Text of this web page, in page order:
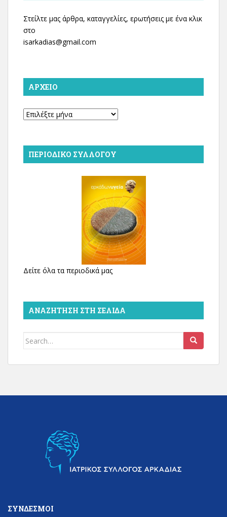
Στείλτε μας άρθρα, καταγγελίες, ερωτήσεις με ένα κλικ
στο
isarkadias@gmail.com
ΑΡΧΕΊΟ
Αρχείο
ΠΕΡΙΟΔΙΚΌ ΣΥΛΛΌΓΟΥ
Δείτε όλα τα περιοδικά μας
ΑΝΑΖΉΤΗΣΗ ΣΤΗ ΣΕΛΊΔΑ
Search
ΣΎΝΔΕΣΜΟΙ